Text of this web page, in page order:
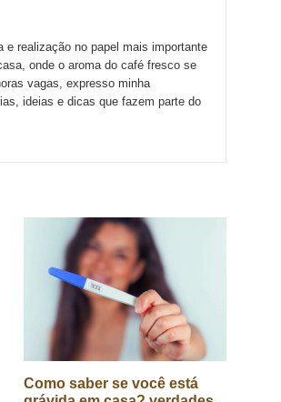
e realização no papel mais importante
onde o aroma do café fresco se
vagas, expresso minha
ideias e dicas que fazem parte do
Como saber se você está